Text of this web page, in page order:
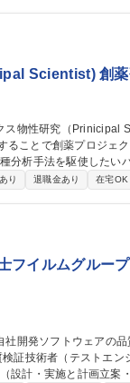
内向け商品マニュア
】CP
Scientist) 創
ることで創薬プロジェ
り 退職金あり 在宅OK
フイルムグルー
設計・実施と計画立案